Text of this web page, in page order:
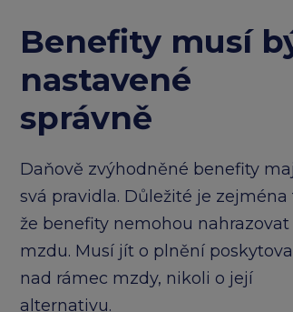
Benefity musí
nastavené
správně
Daňově zvýhodněné benefity
svá pravidla. Důležité je zejména
že benefity nemohou nahrazovat
mzdu. Musí jít o plnění
nad rámec mzdy, nikoli o její
alternativu.